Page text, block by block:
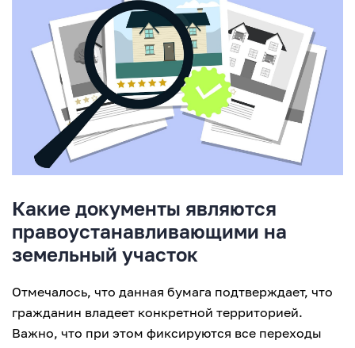
Какие документы являются
правоустанавливающими на
земельный участок
Отмечалось, что данная бумага подтверждает, что
гражданин владеет конкретной территорией.
Важно, что при этом фиксируются все переходы